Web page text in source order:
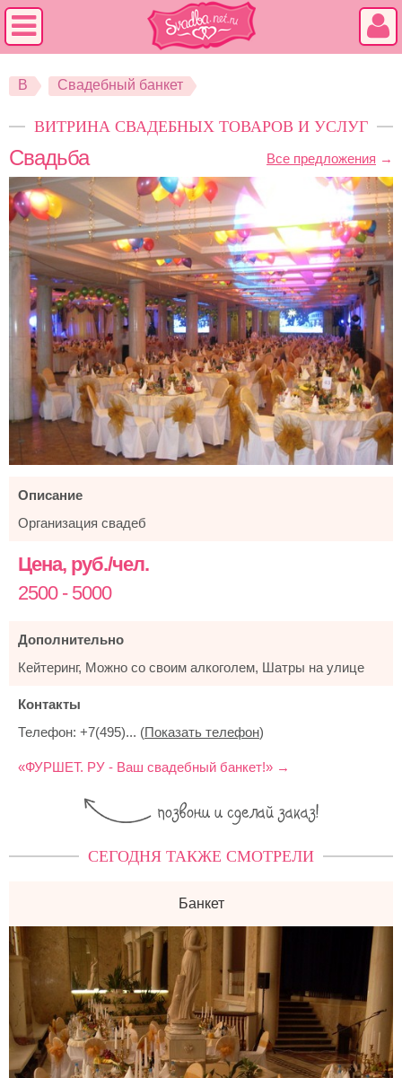
В Свадебный банкет
ВИТРИНА СВАДЕБНЫХ ТОВАРОВ И УСЛУГ
Все предложения →
Свадьба
Описание
Организация свадеб
Цена, руб./чел.
2500 - 5000
Дополнительно
Кейтеринг, Можно со своим алкоголем, Шатры на улице
Контакты
Телефон: +7(495)... (Показать телефон)
«ФУРШЕТ. РУ - Ваш свадебный банкет!» →
СЕГОДНЯ ТАКЖЕ СМОТРЕЛИ
Банкет